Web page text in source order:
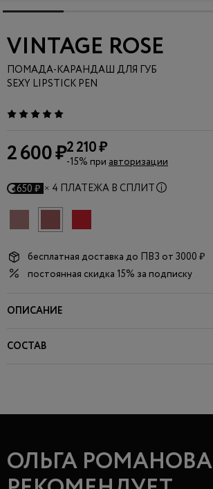
VINTAGE ROSE
ПОМАДА-КАРАНДАШ ДЛЯ ГУБ
SEXY LIPSTICK PEN
2 600 ₽2 210 ₽
-15% приавторизации
650 ₽ × 4 ПЛАТЕЖА В СПЛИТ
бесплатная доставка до ПВЗ от 3000 ₽
постоянная скидка 15% за подписку
ОПИСАНИЕ
СОСТАВ
ОЛЬГА РОМАНОВА